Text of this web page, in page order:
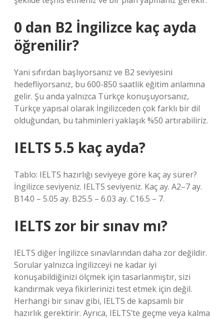
0 dan B2 İngilizce kaç ayda
öğrenilir?
Yani sıfırdan başlıyorsanız ve B2 seviyesini
hedefliyorsanız, bu 600-850 saatlik eğitim anlamına
gelir. Şu anda yalnızca Türkçe konuşuyorsanız,
Türkçe yapısal olarak İngilizceden çok farklı bir dil
olduğundan, bu tahminleri yaklaşık %50 artırabiliriz.
IELTS 5.5 kaç ayda?
Tablo: IELTS hazırlığı seviyeye göre kaç ay sürer?
İngilizce seviyeniz. IELTS seviyeniz. Kaç ay. A2–7 ay.
B14.0 – 5.05 ay. B25.5 – 6.03 ay. C16.5 – 7.
IELTS zor bir sınav mı?
IELTS diğer İngilizce sınavlarından daha zor değildir.
Sorular yalnızca İngilizceyi ne kadar iyi
konuşabildiğinizi ölçmek için tasarlanmıştır, sizi
kandırmak veya fikirlerinizi test etmek için değil.
Herhangi bir sınav gibi, IELTS de kapsamlı bir
hazırlık gerektirir. Ayrıca, IELTS’te geçme veya kalma